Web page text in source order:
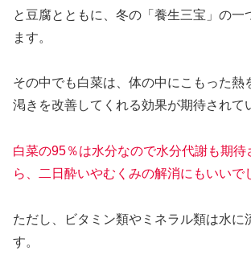
と豆腐とともに、冬の「養生三宝」の一
ます。
その中でも白菜は、体の中にこもった熱
渇きを改善してくれる効果が期待されて
白菜の95％は水分なので水分代謝も期待
ら、二日酔いやむくみの解消にもいいで
ただし、ビタミン類やミネラル類は水に
す。